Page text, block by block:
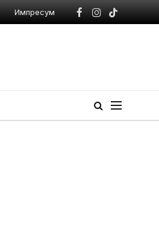
Импресум
Facebook
Instagram
TikTok